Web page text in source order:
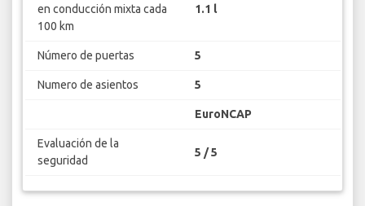
en conducción mixta cada
100 km
1.1 l
Número de puertas 5
Numero de asientos 5
EuroNCAP
Evaluación de la
seguridad
5 / 5